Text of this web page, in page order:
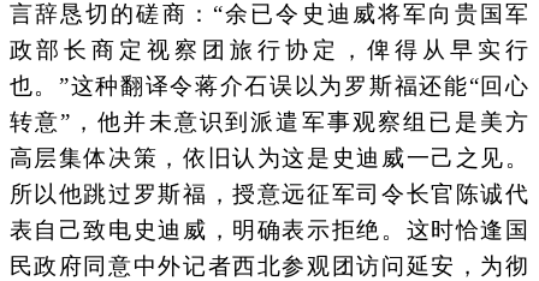
言辞恳切的磋商：“余已令史迪威将军向贵国军
政部长商定视察团旅行协定，俾得从早实行
也。”这种翻译令蒋介石误以为罗斯福还能“回心
转意”，他并未意识到派遣军事观察组已是美方
高层集体决策，依旧认为这是史迪威一己之见。
所以他跳过罗斯福，授意远征军司令长官陈诚代
表自己致电史迪威，明确表示拒绝。这时恰逢国
民政府同意中外记者西北参观团访问延安，为彻